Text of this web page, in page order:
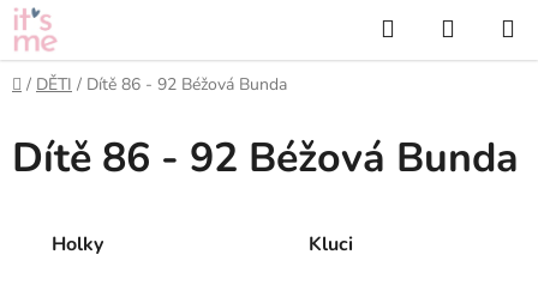
Přejít
na
obsah
Hledat
KOŠÍK
Domů
/ DĚTI / Dítě 86 - 92 Béžová Bunda
Dítě 86 - 92 Béžová Bunda
Holky Kluci